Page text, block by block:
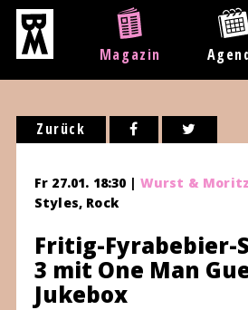
Magazin
Zurück
Fr 27.01. 18:30 | Wurst &
Styles, Rock
Fritig-Fyrabebier-
3 mit One Man
Jukebox